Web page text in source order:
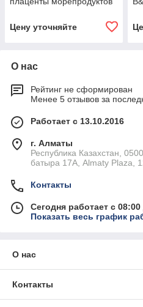
Цену уточняйте
О нас
Рейтинг не сформирован
Менее 5 отзывов за
Работает с 13.10.2016
г. Алматы
Республика Казахстан,
батыра 17А, Almaty Plaza,
Контакты
Сегодня работает с
Показать весь график
О нас
Контакты